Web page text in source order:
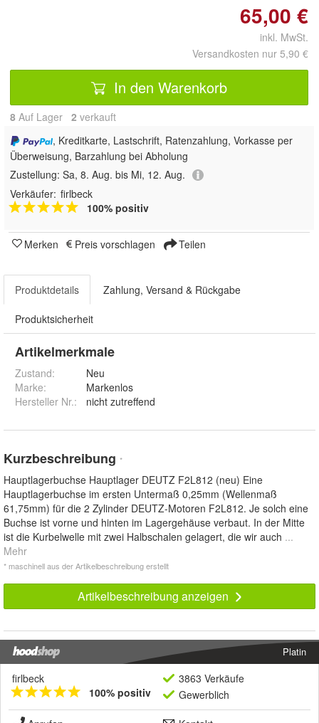
65,00 €
inkl. MwSt.
Versandkosten nur 5,90 €
In den Warenkorb
8 Auf Lager 2 verkauft
, Kreditkarte, Lastschrift, Ratenzahlung, Vorkasse per
Überweisung, Barzahlung bei Abholung
Zustellung: Sa, 8. Aug. bis Mi, 12. Aug.
Verkäufer: firlbeck
100% positiv
Merken Preis vorschlagen Teilen
Produktdetails Zahlung, Versand & Rückgabe
Produktsicherheit
Artikelmerkmale
Zustand:
Neu
Marke:
Markenlos
Hersteller Nr.:
nicht zutreffend
Kurzbeschreibung *
Hauptlagerbuchse Hauptlager DEUTZ F2L812 (neu) Eine
Hauptlagerbuchse im ersten Untermaß 0,25mm (Wellenmaß
61,75mm) für die 2 Zylinder DEUTZ-Motoren F2L812. Je solch eine
Buchse ist vorne und hinten im Lagergehäuse verbaut. In der Mitte
ist die Kurbelwelle mit zwei Halbschalen gelagert, die wir auch ...
Mehr
* maschinell aus der Artikelbeschreibung erstellt
Artikelbeschreibung anzeigen
Platin
firlbeck
100% positiv
3863 Verkäufe
Gewerblich